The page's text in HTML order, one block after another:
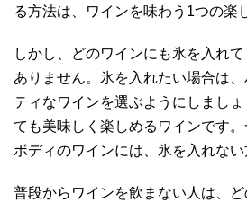
る方法は、ワインを味わう1つの楽
しかし、どのワインにも氷を入れ
ありません。氷を入れたい場合は
ティなワインを選ぶようにしまし
ても美味しく楽しめるワインです
ボディのワインには、氷を入れない
普段からワインを飲まない人は、